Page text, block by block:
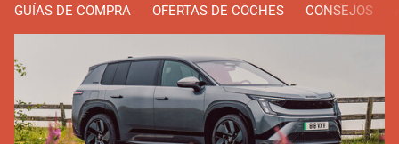
GUÍAS DE COMPRA OFERTAS DE COCHES CONSEJOS